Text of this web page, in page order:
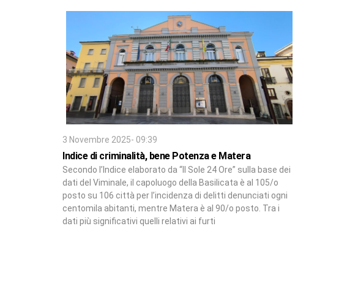
3 Novembre 2025- 09:39
Indice di criminalità, bene Potenza e Matera
Secondo l’Indice elaborato da “Il Sole 24 Ore” sulla base dei
dati del Viminale, il capoluogo della Basilicata è al 105/o
posto su 106 città per l’incidenza di delitti denunciati ogni
centomila abitanti, mentre Matera è al 90/o posto. Tra i
dati più significativi quelli relativi ai furti